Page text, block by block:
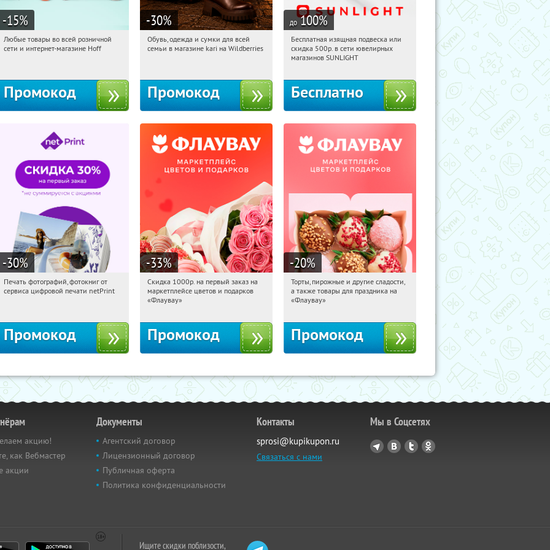
-15%
15:22:00 Получили:
Любые товары во всей розничной
сети и интернет-магазине Hoff
Промокод
-30%
15:22:00 Получили:
Обувь, одежда и сумки для всей
семьи в магазине kari на Wildberries
Промокод
до 100%
15:22:00 Получили:
Россия
Бесплатная изящная подвеска или
скидка 500р. в сети ювелирных
магазинов SUNLIGHT
Бесплатно
-30%
15:22:00 Получили:
Печать фотографий, фотокниг от
сервиса цифровой печати netPrint
Промокод
-33%
15:22:00 Получили:
Россия
Скидка 1000р. на первый заказ на
маркетплейсе цветов и подарков
«Флаувау»
Промокод
-20%
15:22:00 Получили:
Россия
Торты, пирожные и другие сладости,
а также товары для праздника на
«Флаувау»
Промокод
акцию!
как Вебмастер
акции
Документы
Агентский договор
Лицензионный договор
Публичная оферта
Политика конфиденциальности
Контакты
sprosi@kupikupon.ru
Связаться с нами
Мы в Соцсетях
Ищите скидки поблизости,